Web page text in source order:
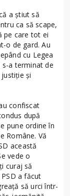
a știut să
ca să scape,
pe care tot ei
o de gard. Au
cu Legea
s-a terminat de
și
confiscat
după
pune ordine în
Române. Vă
această
vede o
curaj să
a făcut
să urci într-